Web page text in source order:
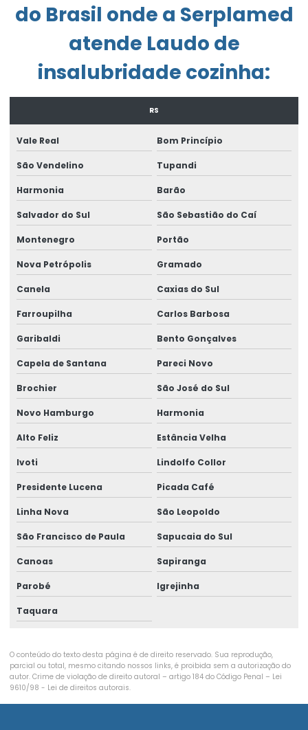
Empresa de engenharia de segurança do trabalho
Empresa laudo de periculosidade
Empresa que faz ltcat
Empresa que faz pcmso
Empresa de treinamento de segurança do trabalho
Enviar eventos esocial
Envio do evento s 2221
Envio eventos periódicos esocial
Envio eventos sst esocial
Envio de sst
Envio sst para o esocial
Exame admissão
Exame admissional clínica
Exame admissional para empresas
Exame admissional glicemia
Exame admissional hemograma
Exame admissional medicina do trabalho
Exame admissional de sangue
Exame aso periódico
Exame demissional empresas
Exame eletrocardiograma
do Brasil onde a Serplamed
atende Laudo de
insalubridade cozinha:
RS
Vale Real Bom Princípio
São Vendelino Tupandi
Harmonia Barão
Salvador do Sul São Sebastião do Caí
Montenegro Portão
Nova Petrópolis Gramado
Canela Caxias do Sul
Farroupilha Carlos Barbosa
Garibaldi Bento Gonçalves
Capela de Santana Pareci Novo
Brochier São José do Sul
Novo Hamburgo Harmonia
Alto Feliz Estância Velha
Ivoti Lindolfo Collor
Presidente Lucena Picada Café
Linha Nova São Leopoldo
São Francisco de Paula Sapucaia do Sul
Canoas Sapiranga
Parobé Igrejinha
Taquara
O conteúdo do texto desta página é de direito reservado. Sua reprodução,
parcial ou total, mesmo citando nossos links, é proibida sem a autorização do
autor. Crime de violação de direito autoral – artigo 184 do Código Penal – Lei
9610/98 - Lei de direitos autorais.